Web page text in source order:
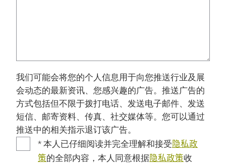
我们可能会将您的个人信息用于向您推送行业及展
会动态的最新资讯、您感兴趣的广告。推送广告的
方式包括但不限于拨打电话、发送电子邮件、发送
短信、邮寄资料、传真、社交媒体等。您可以通过
推送中的相关指示退订该广告。
* 本人已仔细阅读并完全理解和接受隐私政
策的全部内容，本人同意根据隐私政策收